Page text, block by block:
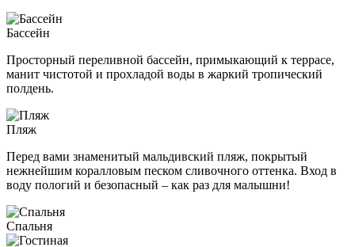
Бассейн
Просторный переливной бассейн, примыкающий к террасе,
манит чистотой и прохладой воды в жаркий тропический
полдень.
Пляж
Перед вами знаменитый мальдивский пляж, покрытый
нежнейшим коралловым песком сливочного оттенка. Вход в
воду пологий и безопасный – как раз для малышни!
Спальня